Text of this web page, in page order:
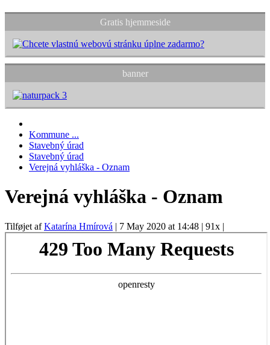
Gratis hjemmeside
banner
Kommune ...
Stavebný úrad
Stavebný úrad
Verejná vyhláška - Oznam
Verejná vyhláška - Oznam
Tilføjet afKatarína Hmírová | 7 May 2020 at 14:48 | 91x |